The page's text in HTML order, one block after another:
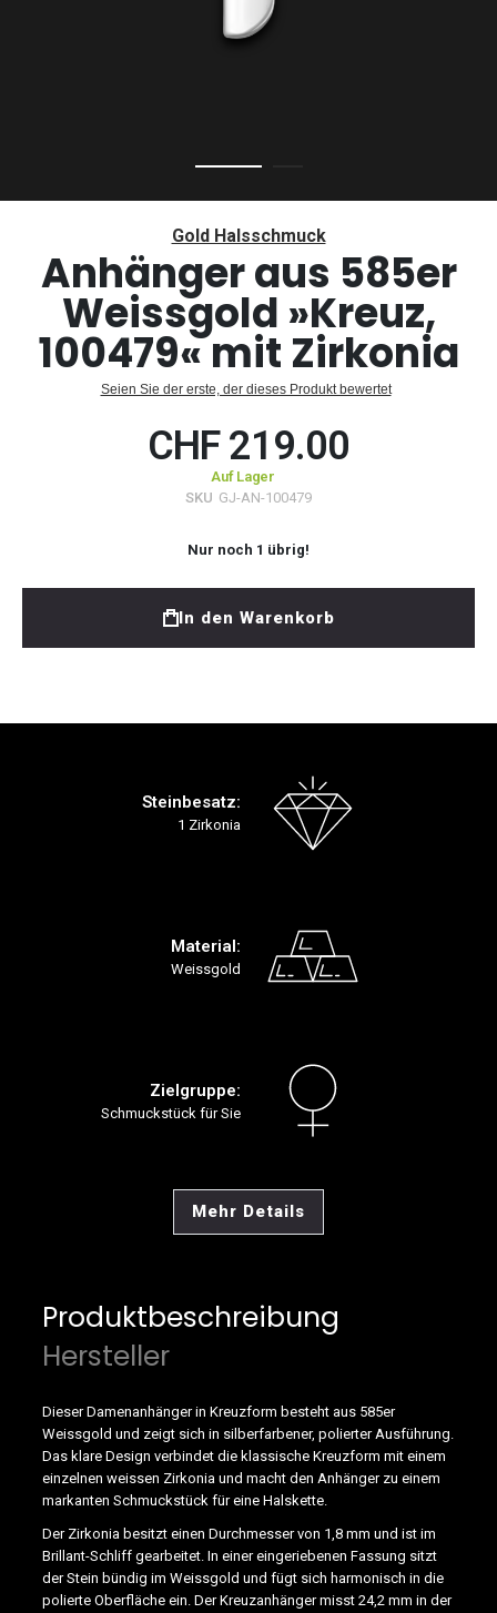
Bildergalerie
Gold Halsschmuck
Anhänger aus 585er
Weissgold »Kreuz,
100479« mit Zirkonia
Seien Sie der erste, der dieses Produkt bewertet
CHF 219.00
Auf Lager
SKU GJ-AN-100479
Nur noch 1 übrig!
In den Warenkorb
Steinbesatz:
1 Zirkonia
Material:
Weissgold
Zielgruppe:
Schmuckstück für Sie
Mehr Details
Produktbeschreibung
Hersteller
Dieser Damenanhänger in Kreuzform besteht aus 585er
Weissgold und zeigt sich in silberfarbener, polierter Ausführung.
Das klare Design verbindet die klassische Kreuzform mit einem
einzelnen weissen Zirkonia und macht den Anhänger zu einem
markanten Schmuckstück für eine Halskette.
Der Zirkonia besitzt einen Durchmesser von 1,8 mm und ist im
Brillant-Schliff gearbeitet. In einer eingeriebenen Fassung sitzt
der Stein bündig im Weissgold und fügt sich harmonisch in die
polierte Oberfläche ein. Der Kreuzanhänger misst 24,2 mm in der